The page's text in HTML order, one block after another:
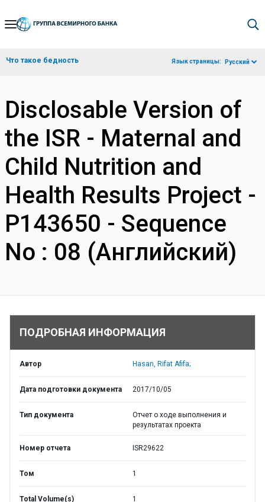
Skip
Navigation
Что такое бедность Язык страницы: Русский
Disclosable Version of
the ISR - Maternal and
Child Nutrition and
Health Results Project -
P143650 - Sequence
No : 08 (Английский)
ПОДРОБНАЯ ИНФОРМАЦИЯ
Автор Hasan, Rifat Afifa;
Дата подготовки документа 2017/10/05
Тип документа
Отчет о ходе выполнения и
результатах проекта
Номер отчета ISR29622
Том 1
Total Volume(s) 1